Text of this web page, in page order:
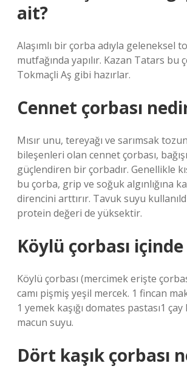
ait?
Alaşımlı bir çorba adıyla geleneksel
mutfağında yapılır. Kazan Tatars bu
Tokmaçli Aş gibi hazırlar.
Cennet çorbası
Mısır unu, tereyağı ve sarımsak
bileşenleri olan cennet çorbası,
güçlendiren bir çorbadır. Genellikle
bu çorba, grip ve soğuk algınlığına
direncini arttırır. Tavuk suyu
protein değeri de yüksektir.
Köylü çorbası
Köylü çorbası (mercimek erişte
camı pişmiş yeşil mercek. 1 fincan
1 yemek kaşığı domates pastası1 çay
macun suyu.
Dört kaşık çorbası